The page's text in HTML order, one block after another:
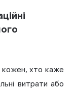
кожен, хто каже
витрати або